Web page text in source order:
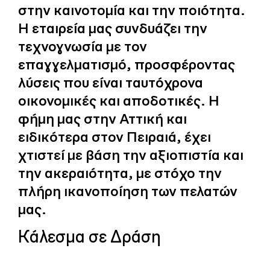
στην καινοτομία και την ποιότητα.
Η εταιρεία μας συνδυάζει την
τεχνογνωσία με τον
επαγγελματισμό, προσφέροντας
λύσεις που είναι ταυτόχρονα
οικονομικές και αποδοτικές. Η
φήμη μας στην Αττική και
ειδικότερα στον Πειραιά, έχει
χτιστεί με βάση την αξιοπιστία και
την ακεραιότητα, με στόχο την
πλήρη ικανοποίηση των πελατών
μας.
Κάλεσμα σε Δράση